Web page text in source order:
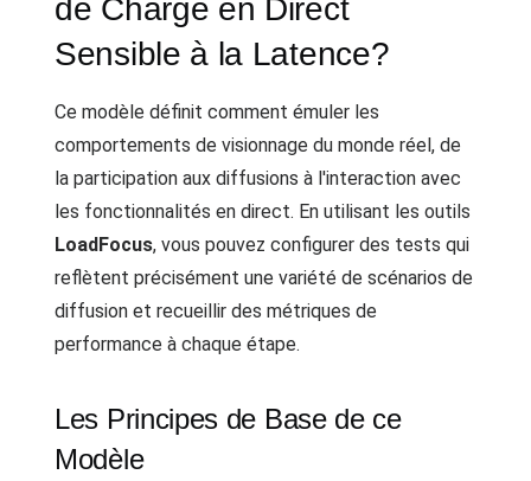
de Charge en Direct
Sensible à la Latence?
Ce modèle définit comment émuler les
comportements de visionnage du monde réel, de
la participation aux diffusions à l'interaction avec
les fonctionnalités en direct. En utilisant les outils
LoadFocus, vous pouvez configurer des tests qui
reflètent précisément une variété de scénarios de
diffusion et recueillir des métriques de
performance à chaque étape.
Les Principes de Base de ce
Modèle